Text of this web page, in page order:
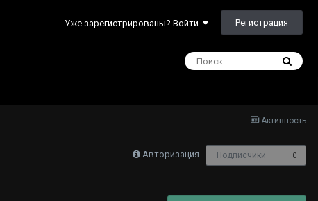
Уже зарегистрированы? Войти Регистрация
Активность
Авторизация Подписчики 0